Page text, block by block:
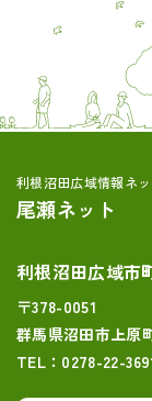
利根沼田広域情報ネ
尾瀬ネット
利根沼田広域市
〒378-0051
群馬県沼田市上原
TEL：0278-22-